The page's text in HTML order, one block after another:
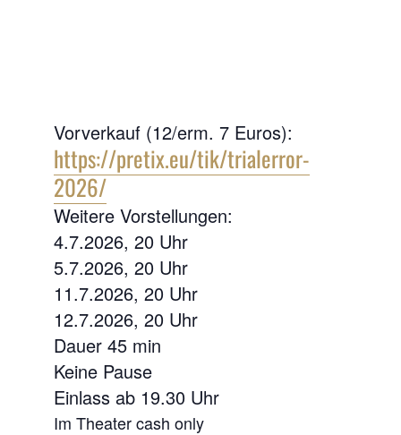
Vorverkauf (12/erm. 7 Euros):
https://pretix.eu/tik/trialerror-
2026/
Weitere Vorstellungen:
4.7.2026, 20 Uhr
5.7.2026, 20 Uhr
11.7.2026, 20 Uhr
12.7.2026, 20 Uhr
Dauer 45 min
Keine Pause
Einlass ab 19.30 Uhr
Im Theater cash only